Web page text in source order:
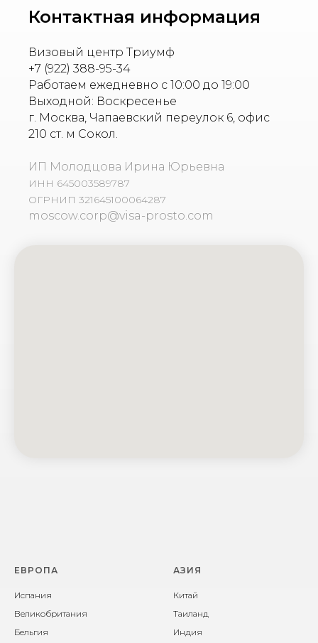
Контактная информация
Визовый центр Триумф
+7 (922) 388-95-34
Работаем ежедневно с 10:00 до 19:00
Выходной: Воскресенье
г. Москва, Чапаевский переулок 6, офис
210 ст. м Сокол.
ИП Молодцова Ирина Юрьевна
ИНН 645003589787
ОГРНИП 321645100064287
moscow.corp@visa-prosto.com
ЕВРОПА
Испания
Великобритания
Бельгия
АЗИЯ
Китай
Таиланд
Индия